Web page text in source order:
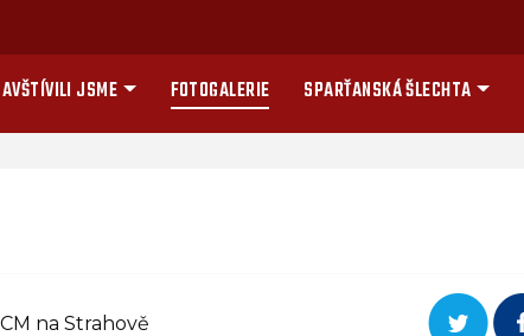
JSME FOTOGALERIE SPARŤANSKÁ ŠLECHTA
na Strahově